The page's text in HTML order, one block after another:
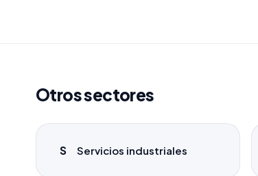
Otros sectores
S Servicios industriales